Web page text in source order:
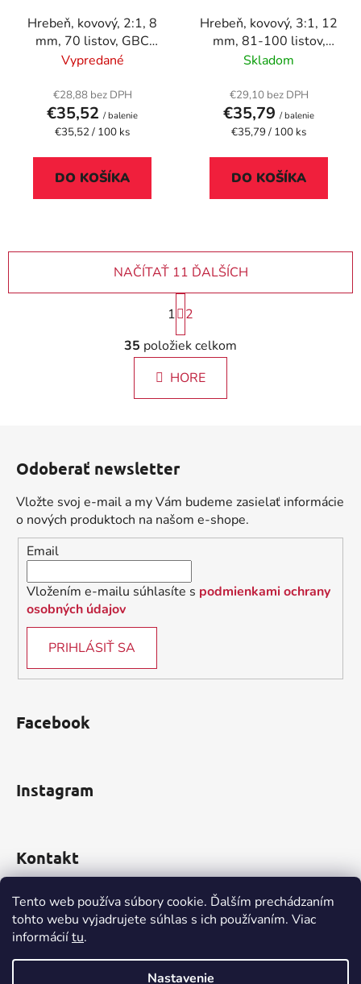
Tento web používa súbory cookie. Ďalším prechádzaním
tohto webu vyjadrujete súhlas s ich používaním. Viac
informáciítu.
Nastavenie
Hrebeň, kovový, 2:1, 8
mm, 70 listov, GBC
"MultiBind 21",
Vypredané
€28,88 bez DPH
€35,52 / balenie
Jednotková
€35,52 / 100 ks
DO KOŠÍKA
Hrebeň, kovový, 3:1, 12
mm, 81-100 listov,
FELLOWES, biely
Skladom
€29,10 bez DPH
€35,79 / balenie
Jednotková
€35,79 / 100 ks
DO KOŠÍKA
O
v
l
á
d
e
p
r
v
k
y
v
ý
NAČÍTAŤ 11 ĎALŠÍCH
S
t
r
á
n
k
e
1
2
35 položiek celkom
HORE
Odoberať newsletter
Vložte svoj e-mail a my Vám budeme zasielať informácie
o nových produktoch na našom e-shope.
Email
Vložením e-mailu súhlasíte s podmienkami ochrany
osobných údajov
PRIHLÁSIŤ SA
Facebook
Instagram
Kontakt
obchod@incomp.sk
0910 999 552